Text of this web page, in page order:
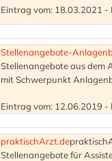
Eintrag vom: 18.03.2021 -
Stellenangebote-
Stellenangebote aus dem
mit Schwerpunkt
Eintrag vom: 12.06.2019 -
praktischArzt.de
Stellenangebote für